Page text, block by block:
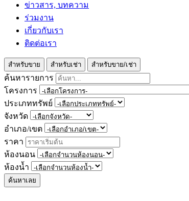
ข่าวสาร, บทความ
ร่วมงาน
เกี่ยวกับเรา
ติดต่อเรา
สำหรับขาย สำหรับเช่า สำหรับขาย/เช่า
ค้นหารายการ
โครงการ
ประเภททรัพย์
จังหวัด
อำเภอ/เขต
ราคา
ห้องนอน
ห้องน้ำ
ค้นหาเลย